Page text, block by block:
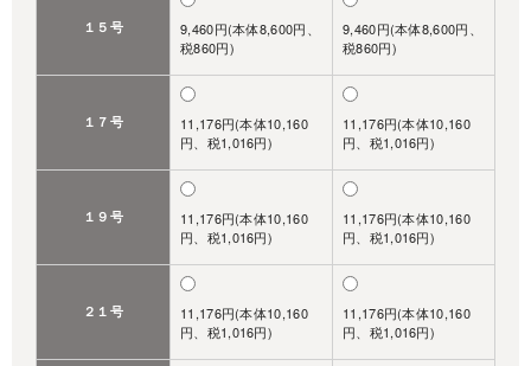
１５号
9,460円(本体8,600円、
税860円)
9,460円(本体8,600円、
税860円)
１７号
11,176円(本体10,160
円、税1,016円)
11,176円(本体10,160
円、税1,016円)
１９号
11,176円(本体10,160
円、税1,016円)
11,176円(本体10,160
円、税1,016円)
２１号
11,176円(本体10,160
円、税1,016円)
11,176円(本体10,160
円、税1,016円)